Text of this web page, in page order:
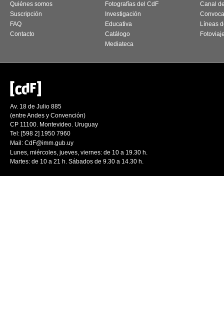
Quiénes somos
Suscripción
FAQ
Contacto
Fotografías del CdF
Investigación
Educativa
Catálogo
Mediateca
Canal
Líneas
Av. 18 de Julio 885
(entre Andes y Convención)
CP 11100. Montevideo. Uruguay
Tel: [598 2] 1950 7960
Mail: CdF@imm.gub.uy
Lunes, miércoles, jueves, viernes: de 10 a 19.30 h.
Martes: de 10 a 21 h. Sábados de 9.30 a 14.30 h.